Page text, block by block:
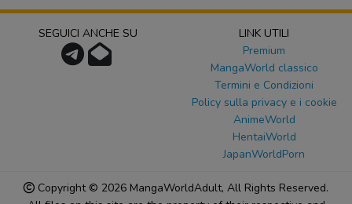
SEGUICI ANCHE SU
LINK UTILI
Premium
MangaWorld classico
Termini e Condizioni
Policy sulla privacy e i cookie
AnimeWorld
HentaiWorld
JapanWorldPorn
Copyright © 2026 MangaWorldAdult, All Rights Reserved.